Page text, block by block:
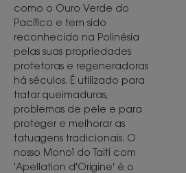
como o Ouro Verde do
Pacífico e tem sido
reconhecido na Polinésia
pelas suas propriedades
protetoras e regeneradoras
há séculos. É utilizado para
tratar queimaduras,
problemas de pele e para
proteger e melhorar as
tatuagens tradicionais. O
nosso Monoï do Taiti com
'Apellation d'Origine' é o